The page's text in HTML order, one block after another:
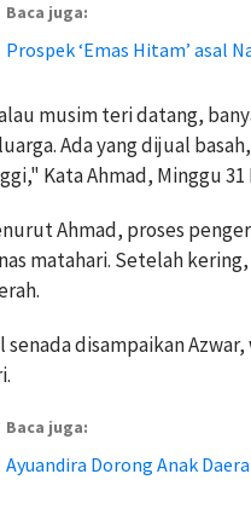
Baca juga:
Prospek ‘Emas Hitam’ asal
musim teri datang,
Ada yang dijual
Kata Ahmad, Minggu 31
Ahmad, proses
matahari. Setelah
senada disampaikan
Baca juga:
Ayuandira Dorong Anak